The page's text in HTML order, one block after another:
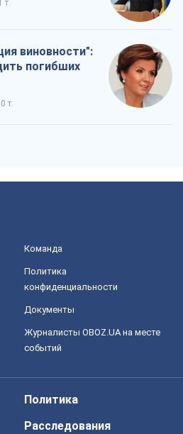
т.
виновности":
погибших
т.
Команда
Политика
конфиденциальности
Документы
Журналисты OBOZ.UA на месте
событий
Политика
Расследования